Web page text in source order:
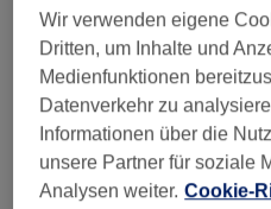
jeder von uns in
Körperkult. Wie viel
Geld investiert, ob
kosmetische Technik
oder beispielsweise
diese
selbst treffen.
Wir verwenden eigene
Dritten, um Inhalte und
Medienfunktionen
Datenverkehr zu
Informationen über die
unsere Partner für soziale
Analysen weiter. Cookie-